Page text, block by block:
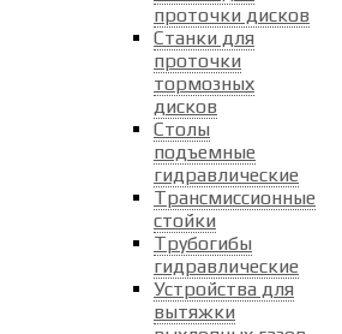
проточки дисков
Станки для
проточки
тормозных
дисков
Столы
подъемные
гидравлические
Трансмиссионные
стойки
Трубогибы
гидравлические
Устройства для
вытяжки